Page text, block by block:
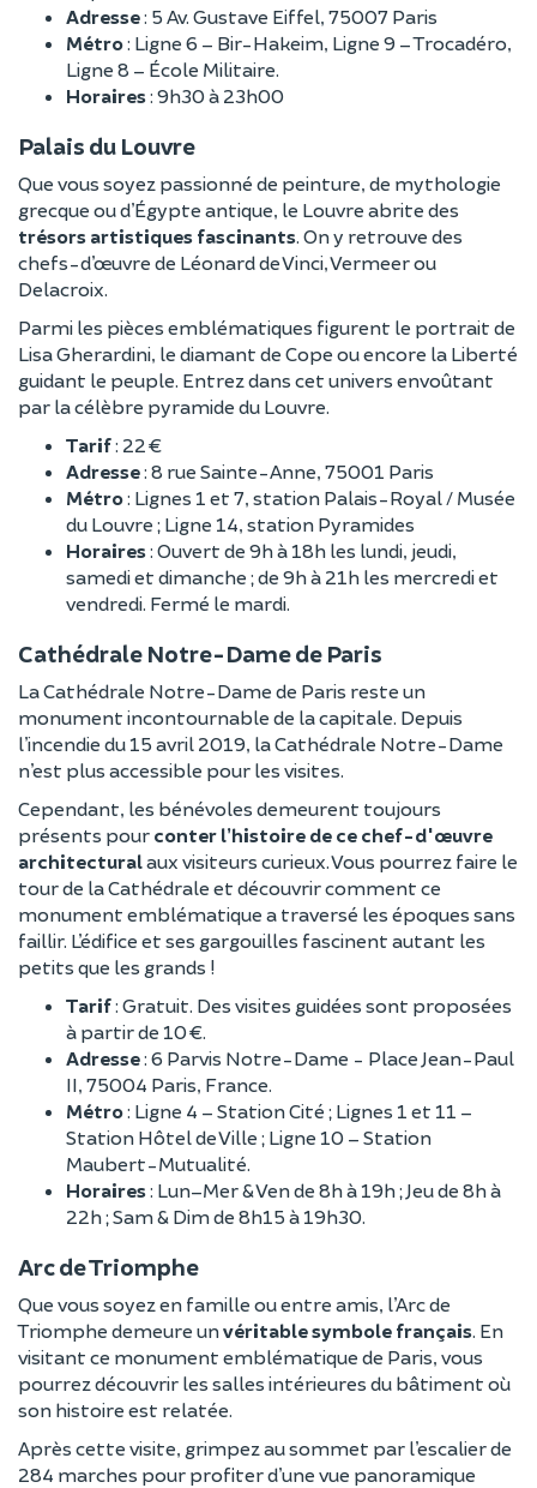
Adresse: 5 Av. Gustave Eiffel, 75007 Paris
Métro: Ligne 6 – Bir-Hakeim, Ligne 9 – Trocadéro,
Ligne 8 – École Militaire.
Horaires: 9h30 à 23h00
Palais du Louvre
Que vous soyez passionné de peinture, de mythologie
grecque ou d’Égypte antique, le Louvre abrite des
trésors artistiques fascinants. On y retrouve des
chefs-d’œuvre de Léonard de Vinci, Vermeer ou
Delacroix.
Parmi les pièces emblématiques figurent le portrait de
Lisa Gherardini, le diamant de Cope ou encore la Liberté
guidant le peuple. Entrez dans cet univers envoûtant
par la célèbre pyramide du Louvre.
Tarif: 22 €
Adresse: 8 rue Sainte-Anne, 75001 Paris
Métro: Lignes 1 et 7, station Palais-Royal / Musée
du Louvre ; Ligne 14, station Pyramides
Horaires: Ouvert de 9h à 18h les lundi, jeudi,
samedi et dimanche ; de 9h à 21h les mercredi et
vendredi. Fermé le mardi.
Cathédrale Notre-Dame de Paris
La Cathédrale Notre-Dame de Paris reste un
monument incontournable de la capitale. Depuis
l’incendie du 15 avril 2019, la Cathédrale Notre-Dame
n’est plus accessible pour les visites.
Cependant, les bénévoles demeurent toujours
présents pour conter l’histoire de ce chef-d'œuvre
architecturalaux visiteurs curieux. Vous pourrez faire le
tour de la Cathédrale et découvrir comment ce
monument emblématique a traversé les époques sans
faillir. L’édifice et ses gargouilles fascinent autant les
petits que les grands !
Tarif: Gratuit. Des visites guidées sont proposées
à partir de 10 €.
Adresse: 6 Parvis Notre-Dame - Place Jean-Paul
II, 75004 Paris, France.
Métro: Ligne 4 – Station Cité ; Lignes 1 et 11 –
Station Hôtel de Ville ; Ligne 10 – Station
Maubert-Mutualité.
Horaires: Lun–Mer & Ven de 8h à 19h ; Jeu de 8h à
22h ; Sam & Dim de 8h15 à 19h30.
Arc de Triomphe
Que vous soyez en famille ou entre amis, l’Arc de
Triomphe demeure unvéritable symbole français. En
visitant ce monument emblématique de Paris, vous
pourrez découvrir les salles intérieures du bâtiment où
son histoire est relatée.
Après cette visite, grimpez au sommet par l’escalier de
284 marches pour profiter d’une vue panoramique